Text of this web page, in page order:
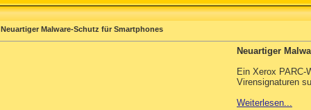
Neuartiger Malware-Schutz für Smartphones
Neuartiger
Ein Xerox
Virensignaturen
Weiterlesen...